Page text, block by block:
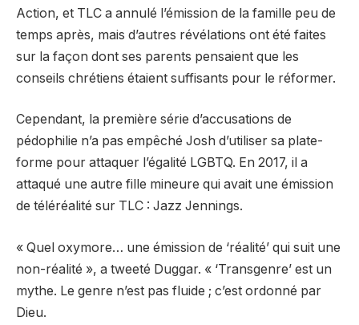
Action, et TLC a annulé l’émission de la famille peu de
temps après, mais d’autres révélations ont été faites
sur la façon dont ses parents pensaient que les
conseils chrétiens étaient suffisants pour le réformer.
Cependant, la première série d’accusations de
pédophilie n’a pas empêché Josh d’utiliser sa plate-
forme pour attaquer l’égalité LGBTQ. En 2017, il a
attaqué une autre fille mineure qui avait une émission
de téléréalité sur TLC : Jazz Jennings.
« Quel oxymore… une émission de ‘réalité’ qui suit une
non-réalité », a tweeté Duggar. « ‘Transgenre’ est un
mythe. Le genre n’est pas fluide ; c’est ordonné par
Dieu.